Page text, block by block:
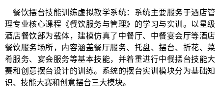
餐饮摆台技能训练虚拟教学系统：系统主要服务于酒店管
理专业核心课程《餐饮服务与管理》的学习与实训。以星级
酒店餐饮部为载体，建模仿真了中餐厅、中餐宴会厅等酒店
餐饮服务场所，内容涵盖餐厅服务、托盘、摆台、折花、菜
肴服务、宴会服务等基本技能，并着重进行中餐摆台技能大
赛和创意摆台设计的训练。系统的摆台实训模块分为基础知
识、技能大赛和创意摆台三大模块。